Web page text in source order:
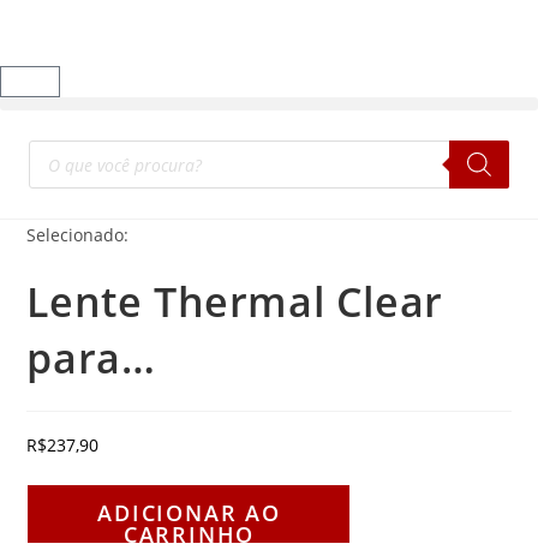
Selecionado:
Lente Thermal Clear
para…
R$237,90
ADICIONAR AO
CARRINHO